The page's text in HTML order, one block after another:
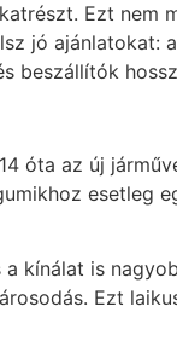
Ezt nem
jó ajánlatokat:
beszállítók
óta az új
esetleg
kínálat is
Ezt